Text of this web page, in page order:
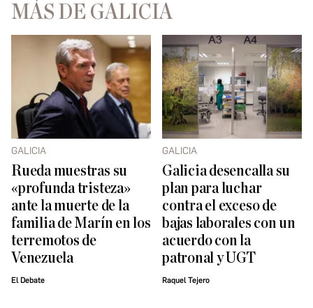
MÁS DE GALICIA
GALICIA
Rueda muestras su
«profunda tristeza»
ante la muerte de la
familia de Marín en los
terremotos de
Venezuela
El Debate
GALICIA
Galicia desencalla su
plan para luchar
contra el exceso de
bajas laborales con un
acuerdo con la
patronal y UGT
Raquel Tejero